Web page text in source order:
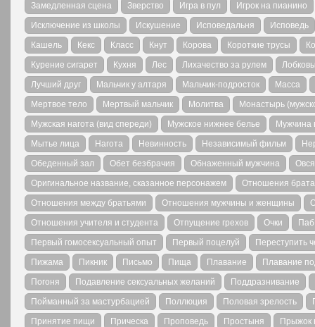
Замедленная сцена
Зверство Игра в пул
Игрок на пианино
Исключение из школы
Искушение Исповедальня
Исповедь
Кашель
Кекс Класс Кнут Корова Короткие трусы
Курение сигарет
Кухня Лес Лихачество за рулем
Лучший друг
Мальчик у алтаря Мальчик-подросток
Масса
Мертвое тело
Мертвый мальчик Молитва
Монастырь
Мужская нагота (вид спереди)
Мужское нижнее белье
Мужчина
Мытье лица
Нагота Невинность Независимый фильм
Обеденный зал
Обет безбрачия Обнаженный мужчина
Оригинальное название, сказанное персонажем
Отношения
Отношения между братьями
Отношения мужчины и женщины
Отношения учителя и студента
Отпущение грехов Очки
Паб
Первый гомосексуальный опыт
Первый поцелуй
Переступить
Пижама
Пикник Письмо Пища Плавание
Плавание
Погоня
Подавление сексуальных желаний
Поддразнивание
Пойманный за мастурбацией
Поллюция Половая зрелость
Принятие пищи
Прическа Проповедь Простыня
Прыжок